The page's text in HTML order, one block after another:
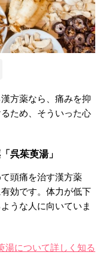
方薬なら、痛みを抑
ため、そういった心
呉茱萸湯」
頭痛を治す漢方薬
効です。体力が低下
うな人に向いていま
湯について詳しく知る